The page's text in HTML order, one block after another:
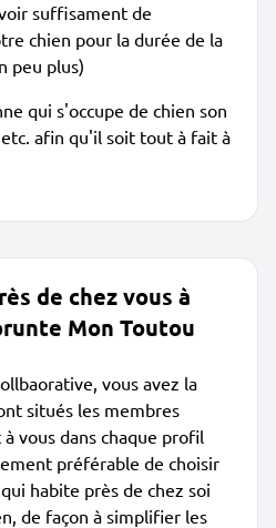
suffisament de
chien pour la durée de la
peu plus)
qui s'occupe de chien son
afin qu'il soit tout à fait à
de chez vous à
Mon Toutou
vous avez la
situés les membres
vous dans chaque profil
préférable de choisir
habite près de chez soi
de façon à simplifier les